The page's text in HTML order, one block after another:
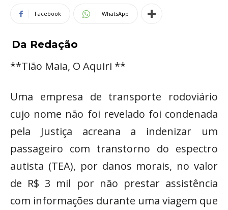
Facebook WhatsApp
Da Redação
**Tião Maia, O Aquiri **
Uma empresa de transporte rodoviário
cujo nome não foi revelado foi condenada
pela Justiça acreana a indenizar um
passageiro com transtorno do espectro
autista (TEA), por danos morais, no valor
de R$ 3 mil por não prestar assistência
com informações durante uma viagem que